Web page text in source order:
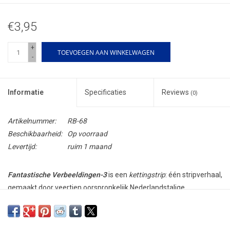
€3,95
+
-
TOEVOEGEN AAN WINKELWAGEN
Informatie Specificaties Reviews (0)
Artikelnummer:
RB-68
Beschikbaarheid:
Op voorraad
Levertijd:
ruim 1 maand
Fantastische Verbeeldingen-3is een kettingstrip: één stripverhaal,
gemaakt door veertien oorspronkelijk Nederlandstalige
uitgeverijQuasis, deStichting Fantastische Vertellingen